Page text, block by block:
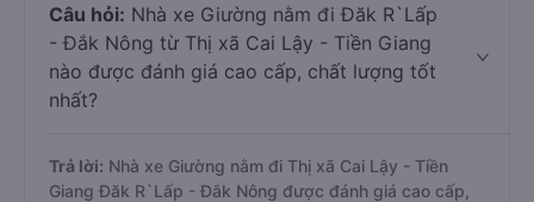
Câu hỏi: Nhà xe Giường nằm đi Đăk R`Lấp
- Đắk Nông từ Thị xã Cai Lậy - Tiền Giang
nào được đánh giá cao cấp, chất lượng tốt
nhất?
Trả lời: Nhà xe Giường nằm đi Thị xã Cai Lậy - Tiền
Giang Đăk R`Lấp - Đắk Nông được đánh giá cao cấp,